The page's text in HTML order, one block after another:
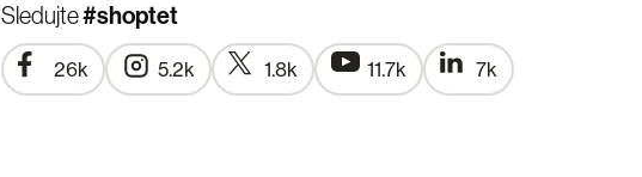
Sledujte#shoptet
26k 5.2k 1.8k 11.7k 7k